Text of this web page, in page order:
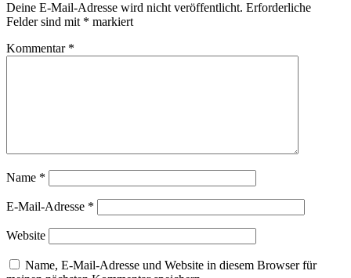
Deine E-Mail-Adresse wird nicht veröffentlicht. Erforderliche
Felder sind mit * markiert
Kommentar *
Name *
E-Mail-Adresse *
Website
Name, E-Mail-Adresse und Website in diesem Browser für